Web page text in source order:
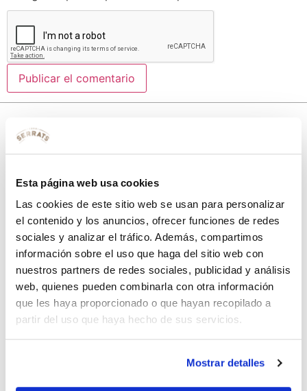
Esta página web usa cookies
Las cookies de este sitio web se usan para personalizar
el contenido y los anuncios, ofrecer funciones de redes
sociales y analizar el tráfico. Además, compartimos
información sobre el uso que haga del sitio web con
nuestros partners de redes sociales, publicidad y análisis
web, quienes pueden combinarla con otra información
que les haya proporcionado o que hayan recopilado a
partir del uso que haya hecho de sus servicios.
Mostrar detalles
10% de descuento
con tu primera compra.
Apúntate a nuestra newsletter para recibir nuestrasofertas
disfruta de un 10% de descuento en tu primera compra.
Responsable: HIJOS DE JOSÉ SERRATS S.A. Finalidad: tratamientos con